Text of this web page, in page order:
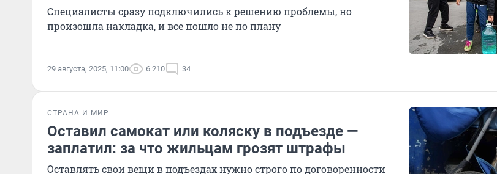
Специалисты сразу подключились к решению проблемы, но
произошла накладка, и все пошло не по плану
29 августа, 2025, 11:00 6 210 34
СТРАНА И МИР
Оставил самокат или коляску в подъезде —
заплатил: за что жильцам грозят штрафы
Оставлять свои вещи в подъездах нужно строго по договоренности